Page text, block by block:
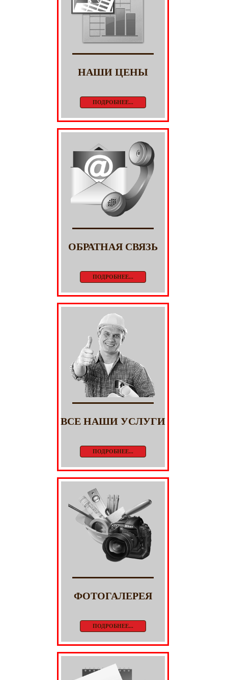
НАШИ ЦЕНЫ
ПОДРОБНЕЕ...
ОБРАТНАЯ СВЯЗЬ
ПОДРОБНЕЕ...
ВСЕ НАШИ УСЛУГИ
ПОДРОБНЕЕ...
ФОТОГАЛЕРЕЯ
ПОДРОБНЕЕ...